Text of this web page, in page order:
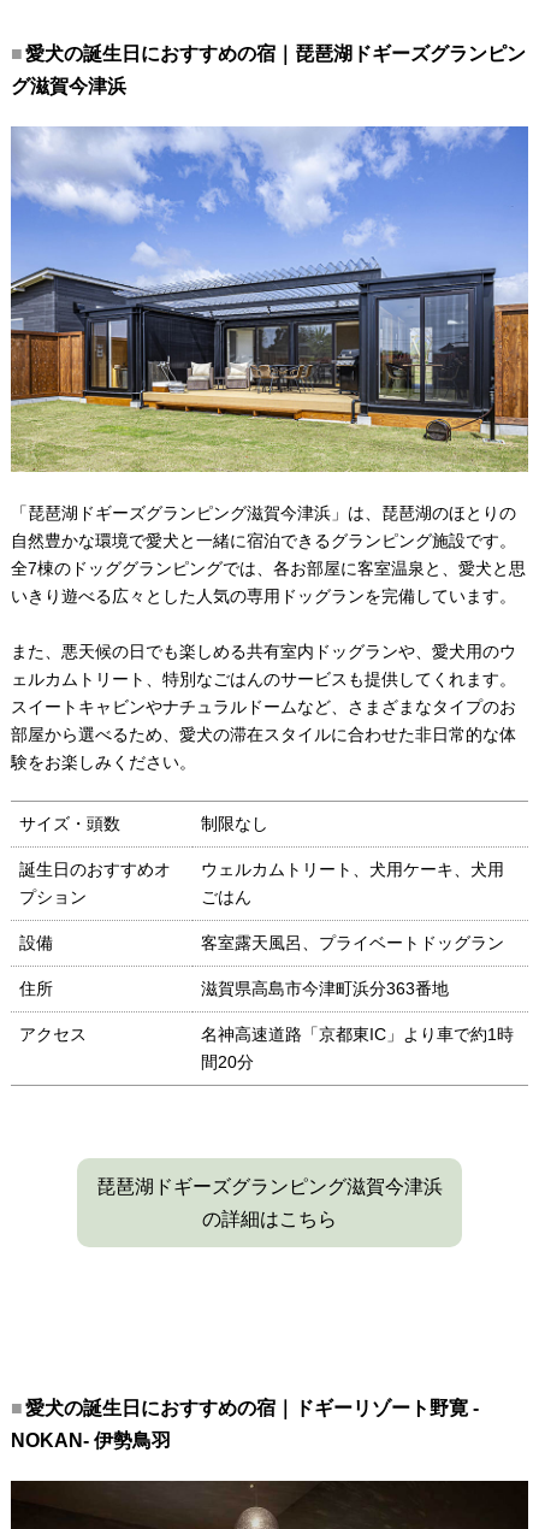
愛犬の誕生日におすすめの宿｜琵琶湖ドギーズグランピン
グ滋賀今津浜
「琵琶湖ドギーズグランピング滋賀今津浜」は、琵琶湖のほとりの
自然豊かな環境で愛犬と一緒に宿泊できるグランピング施設です。
全7棟のドッググランピングでは、各お部屋に客室温泉と、愛犬と思
いきり遊べる広々とした人気の専用ドッグランを完備しています。
また、悪天候の日でも楽しめる共有室内ドッグランや、愛犬用のウ
ェルカムトリート、特別なごはんのサービスも提供してくれます。
スイートキャビンやナチュラルドームなど、さまざまなタイプのお
部屋から選べるため、愛犬の滞在スタイルに合わせた非日常的な体
験をお楽しみください。
サイズ・頭数 制限なし
誕生日のおすすめオ
プション
ウェルカムトリート、犬用ケーキ、犬用
ごはん
設備 客室露天風呂、プライベートドッグラン
住所 滋賀県高島市今津町浜分363番地
アクセス
名神高速道路「京都東IC」より車で約1時
間20分
琵琶湖ドギーズグランピング滋賀今津浜
の詳細はこちら
愛犬の誕生日におすすめの宿｜ドギーリゾート野寛 -
NOKAN- 伊勢鳥羽